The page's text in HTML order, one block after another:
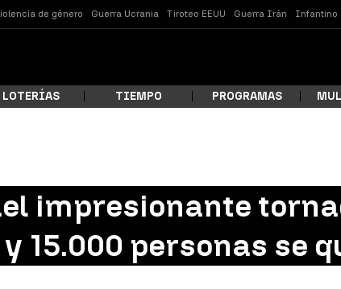
de género Guerra Ucrania Tiroteo EEUU Guerra Irán Infantino
estás buscando?
LOTERÍAS TIEMPO PROGRAMAS
impresionante
15.000 personas se